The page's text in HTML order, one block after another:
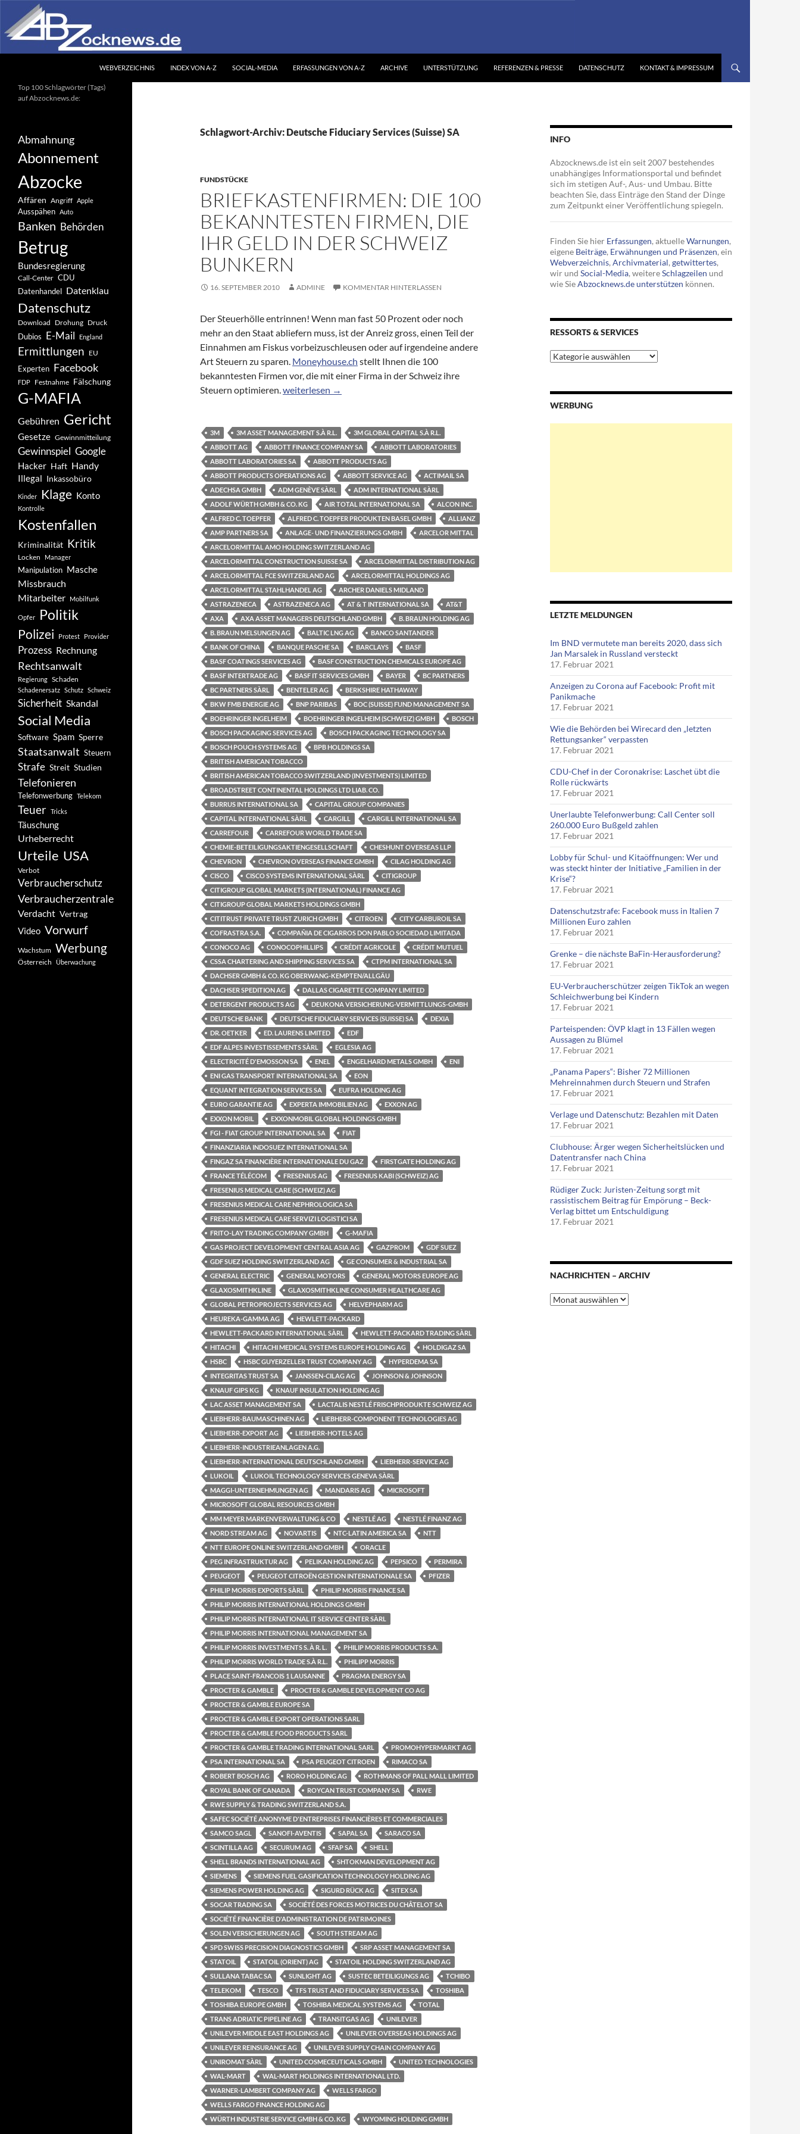
Inhalt
springen
WEBVERZEICHNIS INDEX VON A-Z SOCIAL-MEDIA ERFASSUNGEN VON A-Z ARCHIVE UNTERSTÜTZUNG REFERENZEN & PRESSE DATENSCHUTZ KONTAKT & IMPRESSUM
Schlagwort-Archiv: Deutsche Fiduciary Services (Suisse) SA
FUNDSTÜCKE
BRIEFKASTENFIRMEN: DIE 100
BEKANNTESTEN FIRMEN, DIE
IHR GELD IN DER SCHWEIZ
BUNKERN
16. SEPTEMBER 2010 ADMINE KOMMENTAR HINTERLASSEN
Der Steuerhölle entrinnen! Wenn man fast 50 Prozent oder noch
mehr an den Staat abliefern muss, ist der Anreiz gross, einen Teil der
Einnahmen am Fiskus vorbeizuschleusen oder auf irgendeine andere
Art Steuern zu sparen. Moneyhouse.ch stellt Ihnen die 100
bekanntesten Firmen vor, die mit einer Firma in der Schweiz ihre
Steuern optimieren.Briefkastenfirmen: Die 100 bekanntesten Firmen, die Ihr Geld in der Schweiz bunkern
weiterlesen →
3M 3M ASSET MANAGEMENT S.À R.L.
3M GLOBAL CAPITAL S.À R.L.
ABBOTT AG
ABBOTT FINANCE COMPANY SA
ABBOTT LABORATORIES
ABBOTT LABORATORIES SA
ABBOTT PRODUCTS AG
ABBOTT PRODUCTS OPERATIONS AG
ABBOTT SERVICE AG
ACTIMAIL SA
ADECHSA GMBH
ADM GENÈVE SÀRL
ADM INTERNATIONAL SÀRL
ADOLF WÜRTH GMBH & CO. KG
AIR TOTAL INTERNATIONAL SA
ALCON INC.
ALFRED C. TOEPFER
ALFRED C. TOEPFER PRODUKTEN BASEL GMBH
ALLIANZ
AMP PARTNERS SA
ANLAGE- UND FINANZIERUNGS GMBH
ARCELOR MITTAL
ARCELORMITTAL AMO HOLDING SWITZERLAND AG
ARCELORMITTAL CONSTRUCTION SUISSE SA
ARCELORMITTAL DISTRIBUTION AG
ARCELORMITTAL FCE SWITZERLAND AG
ARCELORMITTAL HOLDINGS AG
ARCELORMITTAL STAHLHANDEL AG
ARCHER DANIELS MIDLAND
ASTRAZENECA
ASTRAZENECA AG AT & T INTERNATIONAL SA
AT&T
AXA
AXA ASSET MANAGERS DEUTSCHLAND GMBH
B. BRAUN HOLDING AG
B. BRAUN MELSUNGEN AG
BALTIC LNG AG
BANCO SANTANDER
BANK OF CHINA
BANQUE PASCHE SA BARCLAYS
BASF
BASF COATINGS SERVICES AG
BASF CONSTRUCTION CHEMICALS EUROPE AG
BASF INTERTRADE AG
BASF IT SERVICES GMBH BAYER
BC PARTNERS
BC PARTNERS SÀRL
BENTELER AG
BERKSHIRE HATHAWAY
BKW FMB ENERGIE AG
BNP PARIBAS
BOC (SUISSE) FUND MANAGEMENT SA
BOEHRINGER INGELHEIM
BOEHRINGER INGELHEIM (SCHWEIZ) GMBH
BOSCH
BOSCH PACKAGING SERVICES AG
BOSCH PACKAGING TECHNOLOGY SA
BOSCH POUCH SYSTEMS AG
BPB HOLDINGS SA
BRITISH AMERICAN TOBACCO
BRITISH AMERICAN TOBACCO SWITZERLAND (INVESTMENTS) LIMITED
BROADSTREET CONTINENTAL HOLDINGS LTD LIAB. CO.
BURRUS INTERNATIONAL SA
CAPITAL GROUP COMPANIES
CAPITAL INTERNATIONAL SÀRL
CARGILL
CARGILL INTERNATIONAL SA
CARREFOUR
CARREFOUR WORLD TRADE SA
CHEMIE-BETEILIGUNGSAKTIENGESELLSCHAFT
CHESHUNT OVERSEAS LLP
CHEVRON
CHEVRON OVERSEAS FINANCE GMBH
CILAG HOLDING AG
CISCO
CISCO SYSTEMS INTERNATIONAL SÀRL
CITIGROUP
CITIGROUP GLOBAL MARKETS (INTERNATIONAL) FINANCE AG
CITIGROUP GLOBAL MARKETS HOLDINGS GMBH
CITITRUST PRIVATE TRUST ZURICH GMBH
CITROEN
CITY CARBUROIL SA
COFRASTRA S.A.
COMPAÑIA DE CIGARROS DON PABLO SOCIEDAD LIMITADA
CONOCO AG
CONOCOPHILLIPS CRÉDIT AGRICOLE
CRÉDIT MUTUEL
CSSA CHARTERING AND SHIPPING SERVICES SA
CTPM INTERNATIONAL SA
DACHSER GMBH & CO. KG OBERWANG-KEMPTEN/ALLGÄU
DACHSER SPEDITION AG
DALLAS CIGARETTE COMPANY LIMITED
DETERGENT PRODUCTS AG
DEUKONA VERSICHERUNG-VERMITTLUNGS-GMBH
DEUTSCHE BANK
DEUTSCHE FIDUCIARY SERVICES (SUISSE) SA
DEXIA
DR. OETKER
ED. LAURENS LIMITED
EDF
EDF ALPES INVESTISSEMENTS SÀRL
EGLESIA AG
ELECTRICITÉ D'EMOSSON SA
ENEL ENGELHARD METALS GMBH
ENI
ENI GAS TRANSPORT INTERNATIONAL SA
EON
EQUANT INTEGRATION SERVICES SA
EUFRA HOLDING AG
EURO GARANTIE AG
EXPERTA IMMOBILIEN AG
EXXON AG
EXXON MOBIL
EXXONMOBIL GLOBAL HOLDINGS GMBH
FGI - FIAT GROUP INTERNATIONAL SA
FIAT
FINANZIARIA INDOSUEZ INTERNATIONAL SA
FINGAZ SA FINANCIÈRE INTERNATIONALE DU GAZ
FIRSTGATE HOLDING AG
FRANCE TÉLÉCOM
FRESENIUS AG
FRESENIUS KABI (SCHWEIZ) AG
FRESENIUS MEDICAL CARE (SCHWEIZ) AG
FRESENIUS MEDICAL CARE NEPHROLOGICA SA
FRESENIUS MEDICAL CARE SERVIZI LOGISTICI SA
FRITO-LAY TRADING COMPANY GMBH
G-MAFIA
GAS PROJECT DEVELOPMENT CENTRAL ASIA AG
GAZPROM
GDF SUEZ
GDF SUEZ HOLDING SWITZERLAND AG
GE CONSUMER & INDUSTRIAL SA
GENERAL ELECTRIC
GENERAL MOTORS
GENERAL MOTORS EUROPE AG
GLAXOSMITHKLINE
GLAXOSMITHKLINE CONSUMER HEALTHCARE AG
GLOBAL PETROPROJECTS SERVICES AG
HELVEPHARM AG
HEUREKA-GAMMA AG
HEWLETT-PACKARD
HEWLETT-PACKARD INTERNATIONAL SÀRL
HEWLETT-PACKARD TRADING SÀRL
HITACHI
HITACHI MEDICAL SYSTEMS EUROPE HOLDING AG
HOLDIGAZ SA
HSBC
HSBC GUYERZELLER TRUST COMPANY AG
HYPERDEMA SA
INTEGRITAS TRUST SA
JANSSEN-CILAG AG
JOHNSON & JOHNSON
KNAUF GIPS KG
KNAUF INSULATION HOLDING AG
LAC ASSET MANAGEMENT SA
LACTALIS NESTLÉ FRISCHPRODUKTE SCHWEIZ AG
LIEBHERR-BAUMASCHINEN AG
LIEBHERR-COMPONENT TECHNOLOGIES AG
LIEBHERR-EXPORT AG
LIEBHERR-HOTELS AG
LIEBHERR-INDUSTRIEANLAGEN A.G.
LIEBHERR-INTERNATIONAL DEUTSCHLAND GMBH
LIEBHERR-SERVICE AG
LUKOIL
LUKOIL TECHNOLOGY SERVICES GENEVA SÀRL
MAGGI-UNTERNEHMUNGEN AG
MANDARIS AG
MICROSOFT
MICROSOFT GLOBAL RESOURCES GMBH
MM MEYER MARKENVERWALTUNG & CO
NESTLÉ AG
NESTLÉ FINANZ AG
NORD STREAM AG
NOVARTIS NTC-LATIN AMERICA SA
NTT
NTT EUROPE ONLINE SWITZERLAND GMBH
ORACLE
PEG INFRASTRUKTUR AG
PELIKAN HOLDING AG PEPSICO
PERMIRA
PEUGEOT
PEUGEOT CITROËN GESTION INTERNATIONALE SA
PFIZER
PHILIP MORRIS EXPORTS SÀRL
PHILIP MORRIS FINANCE SA
PHILIP MORRIS INTERNATIONAL HOLDINGS GMBH
PHILIP MORRIS INTERNATIONAL IT SERVICE CENTER SÀRL
PHILIP MORRIS INTERNATIONAL MANAGEMENT SA
PHILIP MORRIS INVESTMENTS S. À R. L.
PHILIP MORRIS PRODUCTS S.A.
PHILIP MORRIS WORLD TRADE S.À R.L.
PHILIPP MORRIS
PLACE SAINT-FRANCOIS 1 LAUSANNE
PRAGMA ENERGY SA
PROCTER & GAMBLE
PROCTER & GAMBLE DEVELOPMENT CO AG
PROCTER & GAMBLE EUROPE SA
PROCTER & GAMBLE EXPORT OPERATIONS SARL
PROCTER & GAMBLE FOOD PRODUCTS SARL
PROCTER & GAMBLE TRADING INTERNATIONAL SARL
PROMOHYPERMARKT AG
PSA INTERNATIONAL SA
PSA PEUGEOT CITROEN
RIMACO SA
ROBERT BOSCH AG
RORO HOLDING AG
ROTHMANS OF PALL MALL LIMITED
ROYAL BANK OF CANADA
ROYCAN TRUST COMPANY SA
RWE
RWE SUPPLY & TRADING SWITZERLAND S.A.
SAFEC SOCIÉTÉ ANONYME D'ENTREPRISES FINANCIÈRES ET COMMERCIALES
SAMCO SAGL
SANOFI-AVENTIS SAPAL SA
SARACO SA
SCINTILLA AG
SECURUM AG SFAP SA
SHELL
SHELL BRANDS INTERNATIONAL AG
SHTOKMAN DEVELOPMENT AG
SIEMENS
SIEMENS FUEL GASIFICATION TECHNOLOGY HOLDING AG
SIEMENS POWER HOLDING AG
SIGURD RÜCK AG
SITEX SA
SOCAR TRADING SA
SOCIÉTÉ DES FORCES MOTRICES DU CHÂTELOT SA
SOCIÉTÉ FINANCIÈRE D'ADMINISTRATION DE PATRIMOINES
SOLEN VERSICHERUNGEN AG
SOUTH STREAM AG
SPD SWISS PRECISION DIAGNOSTICS GMBH
SRP ASSET MANAGEMENT SA
STATOIL
STATOIL (ORIENT) AG
STATOIL HOLDING SWITZERLAND AG
SULLANA TABAC SA
SUNLIGHT AG SUSTEC BETEILIGUNGS AG
TCHIBO
TELEKOM
TESCO TFS TRUST AND FIDUCIARY SERVICES SA
TOSHIBA
TOSHIBA EUROPE GMBH
TOSHIBA MEDICAL SYSTEMS AG
TOTAL
TRANS ADRIATIC PIPELINE AG
TRANSITGAS AG
UNILEVER
UNILEVER MIDDLE EAST HOLDINGS AG
UNILEVER OVERSEAS HOLDINGS AG
UNILEVER REINSURANCE AG
UNILEVER SUPPLY CHAIN COMPANY AG
UNIROMAT SÀRL
UNITED COSMECEUTICALS GMBH
UNITED TECHNOLOGIES
WAL-MART
WAL-MART HOLDINGS INTERNATIONAL LTD.
WARNER-LAMBERT COMPANY AG
WELLS FARGO
WELLS FARGO FINANCE HOLDING AG
WÜRTH INDUSTRIE SERVICE GMBH & CO. KG
WYOMING HOLDING GMBH
INFO
Abzocknews.de ist ein seit 2007 bestehendes
unabhängiges Informationsportal und befindet
sich im stetigen Auf-, Aus- und Umbau. Bitte
beachten Sie, dass Einträge den Stand der Dinge
zum Zeitpunkt einer Veröffentlichung spiegeln.
Finden Sie hier Erfassungen, aktuelleWarnungen,
eigene Beiträge, Erwähnungen und Präsenzen, ein
Webverzeichnis, Archivmaterial, getwittertes,
wir und Social-Media, weitereSchlagzeilen und
wie SieAbzocknews.de unterstützen können.
RESSORTS & SERVICES
Ressorts
&
WERBUNG
LETZTE MELDUNGEN
Im BND vermutete man bereits 2020, dass sich
Jan Marsalek in Russland versteckt
17. Februar 2021
Anzeigen zu Corona auf Facebook: Profit mit
Panikmache
17. Februar 2021
Wie die Behörden bei Wirecard den „letzten
Rettungsanker“ verpassten
17. Februar 2021
CDU-Chef in der Coronakrise: Laschet übt die
Rolle rückwärts
17. Februar 2021
Unerlaubte Telefonwerbung: Call Center soll
260.000 Euro Bußgeld zahlen
17. Februar 2021
Lobby für Schul- und Kitaöffnungen: Wer und
was steckt hinter der Initiative „Familien in der
Krise“?
17. Februar 2021
Datenschutzstrafe: Facebook muss in Italien 7
Millionen Euro zahlen
17. Februar 2021
Grenke – die nächste BaFin-Herausforderung?
17. Februar 2021
EU-Verbraucherschützer zeigen TikTok an wegen
Schleichwerbung bei Kindern
17. Februar 2021
Parteispenden: ÖVP klagt in 13 Fällen wegen
Aussagen zu Blümel
17. Februar 2021
„Panama Papers“: Bisher 72 Millionen
Mehreinnahmen durch Steuern und Strafen
17. Februar 2021
Verlage und Datenschutz: Bezahlen mit Daten
17. Februar 2021
Clubhouse: Ärger wegen Sicherheitslücken und
Datentransfer nach China
17. Februar 2021
Rüdiger Zuck: Juristen-Zeitung sorgt mit
rassistischem Beitrag für Empörung – Beck-
Verlag bittet um Entschuldigung
17. Februar 2021
NACHRICHTEN – ARCHIV
Nachrichten
–
Ihr unabhängiges
Informationsportal
Top 100 Schlagwörter (Tags)
auf Abzocknews.de:
Abmahnung
Abonnement
Abzocke
Affären Angriff Apple
Ausspähen Auto
Banken Behörden
Betrug
Bundesregierung
Call-Center CDU
Datenhandel Datenklau
Datenschutz
Download Drohung Druck
Dubios E-Mail England
Ermittlungen EU
Experten Facebook
FDP Festnahme Fälschung
G-MAFIA
Gebühren Gericht
Gesetze Gewinnmitteilung
Gewinnspiel Google
Hacker Haft Handy
Illegal Inkassobüro
Kinder Klage Konto
Kontrolle
Kostenfallen
Kriminalität Kritik
Locken Manager
Manipulation Masche
Missbrauch
Mitarbeiter
Mobilfunk
Opfer Politik
Polizei Protest Provider
Prozess Rechnung
Rechtsanwalt
Regierung Schaden
Schadenersatz Schutz Schweiz
Sicherheit Skandal
Social Media
Software Spam Sperre
Staatsanwalt Steuern
Strafe Streit Studien
Telefonieren
Telefonwerbung Telekom
Teuer Tricks
Täuschung
Urheberrecht
Urteile USA
Verbot
Verbraucherschutz
Verbraucherzentrale
Verdacht Vertrag
Video Vorwurf
Wachstum Werbung
Österreich Überwachung